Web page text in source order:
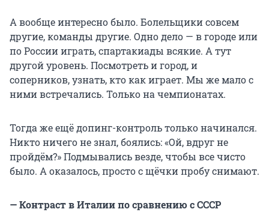
А вообще интересно было. Болельщики совсем
другие, команды другие. Одно дело — в городе или
по России играть, спартакиады всякие. А тут
другой уровень. Посмотреть и город, и
соперников, узнать, кто как играет. Мы же мало с
ними встречались. Только на чемпионатах.
Тогда же ещё допинг-контроль только начинался.
Никто ничего не знал, боялись: «Ой, вдруг не
пройдём?» Подмывались везде, чтобы все чисто
было. А оказалось, просто с щёчки пробу снимают.
— Контраст в Италии по сравнению с СССР